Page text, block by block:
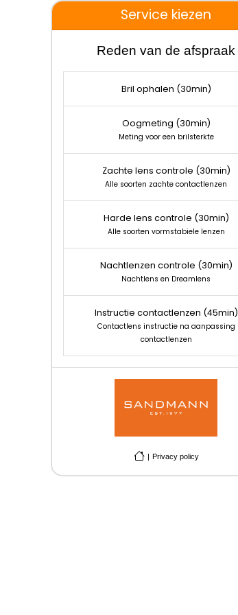
Service kiezen
Reden van de afspraak
Bril ophalen (30min)
Oogmeting (30min)
Meting voor een brilsterkte
Zachte lens controle (30min)
Alle soorten zachte contactlenzen
Harde lens controle (30min)
Alle soorten vormstabiele lenzen
Nachtlenzen controle (30min)
Nachtlens en Dreamlens
Instructie contactlenzen (45min)
Contactlens instructie na aanpassing
contactlenzen
| Privacy policy